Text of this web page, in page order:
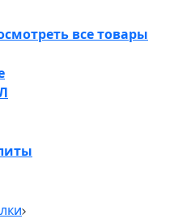
все товары